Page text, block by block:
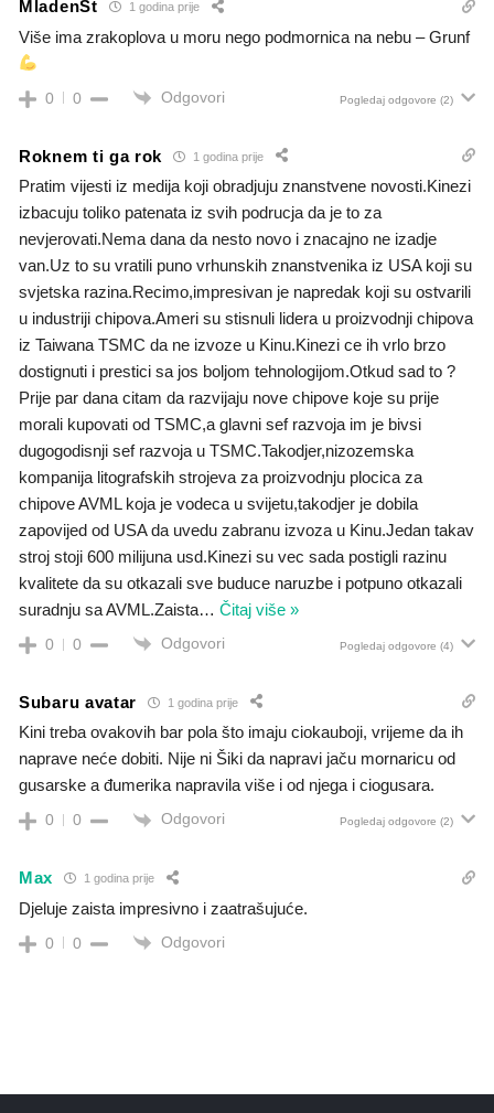
MladenSt 1 godina prije
Više ima zrakoplova u moru nego podmornica na nebu – Grunf
0 0 Odgovori Pogledaj odgovore (2)
Roknem ti ga rok 1 godina prije
Pratim vijesti iz medija koji obradjuju znanstvene novosti.Kinezi
izbacuju toliko patenata iz svih podrucja da je to za
nevjerovati.Nema dana da nesto novo i znacajno ne izadje
van.Uz to su vratili puno vrhunskih znanstvenika iz USA koji su
svjetska razina.Recimo,impresivan je napredak koji su ostvarili
u industriji chipova.Ameri su stisnuli lidera u proizvodnji chipova
iz Taiwana TSMC da ne izvoze u Kinu.Kinezi ce ih vrlo brzo
dostignuti i prestici sa jos boljom tehnologijom.Otkud sad to ?
Prije par dana citam da razvijaju nove chipove koje su prije
morali kupovati od TSMC,a glavni sef razvoja im je bivsi
dugogodisnji sef razvoja u TSMC.Takodjer,nizozemska
kompanija litografskih strojeva za proizvodnju plocica za
chipove AVML koja je vodeca u svijetu,takodjer je dobila
zapovijed od USA da uvedu zabranu izvoza u Kinu.Jedan takav
stroj stoji 600 milijuna usd.Kinezi su vec sada postigli razinu
kvalitete da su otkazali sve buduce naruzbe i potpuno otkazali
suradnju sa AVML.Zaista… Čitaj više »
0 0 Odgovori Pogledaj odgovore (4)
Subaru avatar 1 godina prije
Kini treba ovakovih bar pola što imaju ciokauboji, vrijeme da ih
naprave neće dobiti. Nije ni Šiki da napravi jaču mornaricu od
gusarske a đumerika napravila više i od njega i ciogusara.
0 0 Odgovori Pogledaj odgovore (2)
Max 1 godina prije
Djeluje zaista impresivno i zaatrašujuće.
0 0 Odgovori